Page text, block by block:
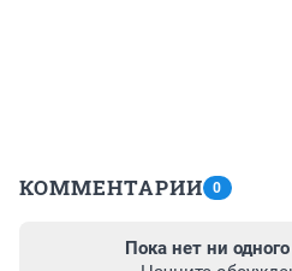
КОММЕНТАРИИ 0
Пока нет ни